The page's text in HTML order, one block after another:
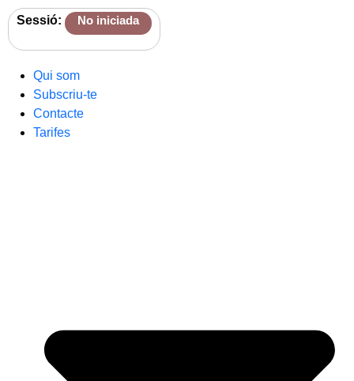
Sessió: No iniciada
Qui som
Subscriu-te
Contacte
Tarifes